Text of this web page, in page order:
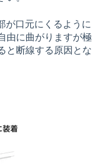
が口元にくるように
由に曲がりますが極
と断線する原因とな